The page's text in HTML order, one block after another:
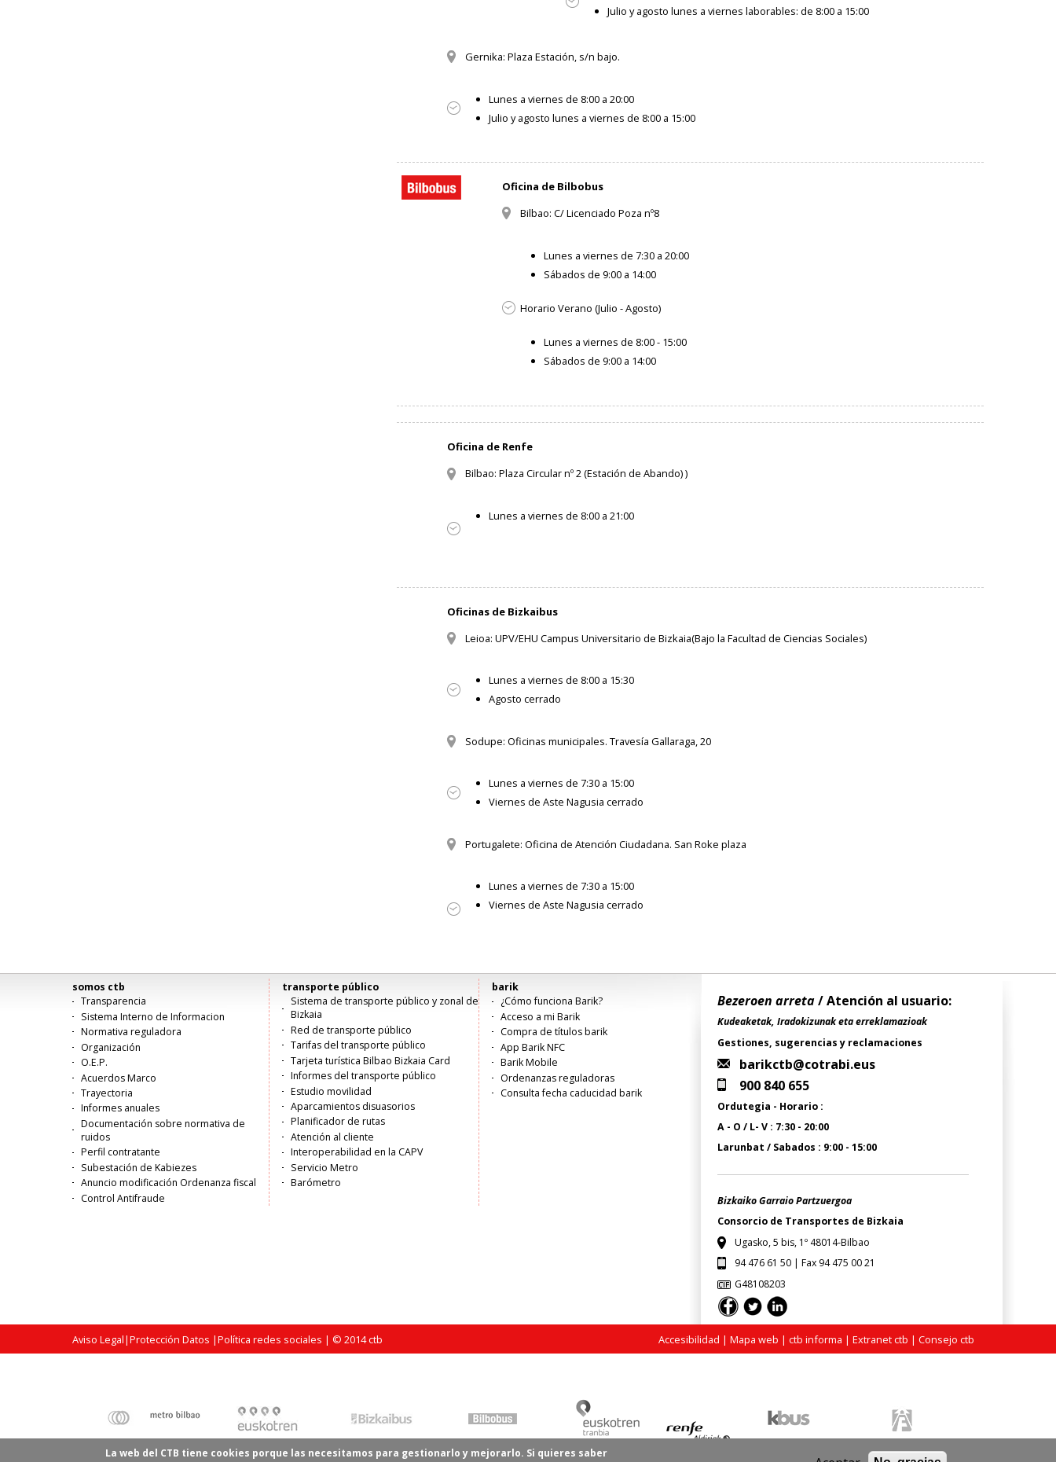
Julio y agosto lunes a viernes laborables: de 8:00 a 15:00
Gernika: Plaza Estación, s/n bajo.
Lunes a viernes de 8:00 a 20:00
Julio y agosto lunes a viernes de 8:00 a 15:00
Oficina de Bilbobus
Bilbao: C/ Licenciado Poza nº8
Lunes a viernes de 7:30 a 20:00
Sábados de 9:00 a 14:00
Horario Verano (Julio - Agosto)
Lunes a viernes de 8:00 - 15:00
Sábados de 9:00 a 14:00
Oficina de Renfe
Bilbao: Plaza Circular nº 2 (Estación de Abando) )
Lunes a viernes de 8:00 a 21:00
Oficinas de Bizkaibus
Leioa: UPV/EHU Campus Universitario de Bizkaia(Bajo la Facultad de Ciencias Sociales)
Lunes a viernes de 8:00 a 15:30
Agosto cerrado
Sodupe: Oficinas municipales. Travesía Gallaraga, 20
Lunes a viernes de 7:30 a 15:00
Viernes de Aste Nagusia cerrado
Portugalete: Oficina de Atención Ciudadana. San Roke plaza
Lunes a viernes de 7:30 a 15:00
Viernes de Aste Nagusia cerrado
Menú
principal
somos ctb
Transparencia
Sistema Interno de Informacion
Normativa reguladora
Organización
O.E.P.
Acuerdos Marco
Trayectoria
Informes anuales
Documentación sobre normativa de
ruidos
Perfil contratante
Subestación de Kabiezes
Anuncio modificación Ordenanza fiscal
Control Antifraude
transporte público
Sistema de transporte público y zonal de
Bizkaia
Red de transporte público
Tarifas del transporte público
Tarjeta turística Bilbao Bizkaia Card
Informes del transporte público
Estudio movilidad
Aparcamientos disuasorios
Planificador de rutas
Atención al cliente
Interoperabilidad en la CAPV
Servicio Metro
Barómetro
barik
¿Cómo funciona Barik?
Acceso a mi Barik
Compra de títulos barik
App Barik NFC
Barik Mobile
Ordenanzas reguladoras
Consulta fecha caducidad barik
Bezeroen arreta/ Atención al usuario:
Kudeaketak, Iradokizunak eta erreklamazioak
Gestiones, sugerencias y reclamaciones
barikctb@cotrabi.eus
900 840 655
Ordutegia - Horario :
A - O / L- V : 7:30 - 20:00
Larunbat / Sabados : 9:00 - 15:00
Bizkaiko Garraio Partzuergoa
Consorcio de Transportes de Bizkaia
Ugasko, 5 bis, 1º 48014-Bilbao
94 476 61 50 | Fax 94 475 00 21
G48108203
Aviso Legal|Protección Datos |Política redes sociales | © 2014 ctb Accesibilidad | Mapa web | ctb informa | Extranet ctb | Consejo ctb
La web del CTB tiene cookies porque las necesitamos para gestionarlo y mejorarlo. Si quieres saber